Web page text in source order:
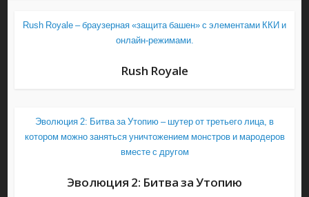
Rush Royale – браузерная «защита башен» с элементами ККИ и
онлайн-режимами.
Rush Royale
Эволюция 2: Битва за Утопию – шутер от третьего лица, в
котором можно заняться уничтожением монстров и мародеров
вместе с другом
Эволюция 2: Битва за Утопию